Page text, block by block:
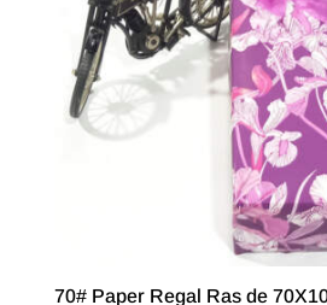
70# Paper Regal Ras de